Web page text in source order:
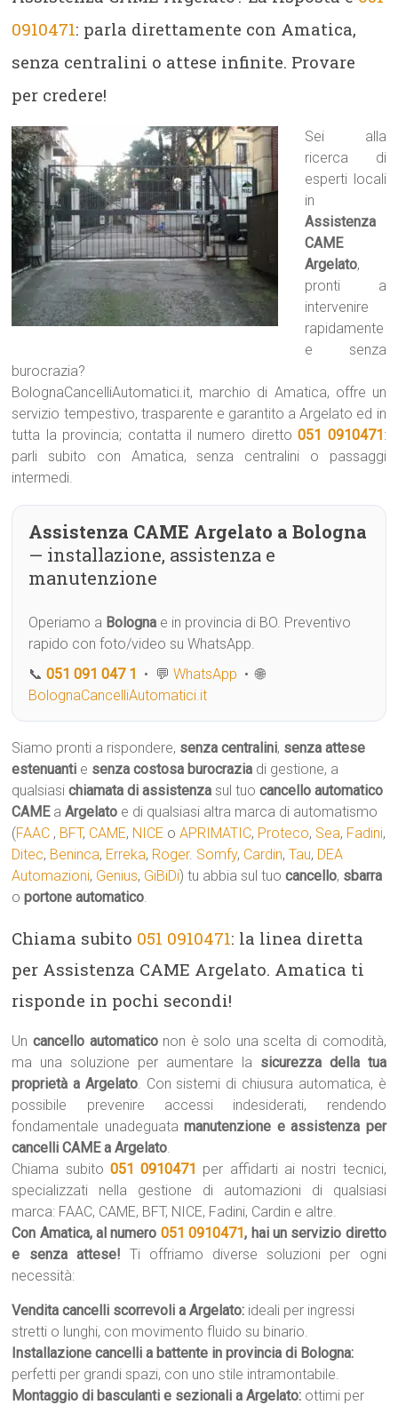
0910471: parla direttamente con Amatica,
senza centralini o attese infinite. Provare
per credere!
Sei alla
ricerca di
esperti locali
in
Assistenza
CAME
Argelato,
pronti a
intervenire
rapidamente
e senza
burocrazia?
BolognaCancelliAutomatici.it, marchio di Amatica, offre un
servizio tempestivo, trasparente e garantito a Argelato ed in
tutta la provincia; contatta il numero diretto051 0910471:
parli subito con Amatica, senza centralini o passaggi
intermedi.
Assistenza CAME Argelato a Bologna
— installazione, assistenza e
manutenzione
Operiamo a Bologna e in provincia di BO. Preventivo
rapido con foto/video su WhatsApp.
📞051 091 047 1 • 💬WhatsApp • 🌐
BolognaCancelliAutomatici.it
Siamo pronti a rispondere, senza centralini, senza attese
estenuanti e senza costosa burocrazia di gestione, a
qualsiasichiamata di assistenza sul tuocancello automatico
CAMEaArgelato e di qualsiasi altra marca di automatismo
(FAAC , BFT, CAME, NICE oAPRIMATIC, Proteco, Sea, Fadini,
Ditec, Beninca, Erreka, Roger. Somfy, Cardin,Tau, DEA
Automazioni, Genius, GiBiDi) tu abbia sul tuocancello, sbarra
oportone automatico.
Chiama subito 051 0910471: la linea diretta
per Assistenza CAME Argelato. Amatica ti
risponde in pochi secondi!
Uncancello automaticonon è solo una scelta di comodità,
ma una soluzione per aumentare la sicurezza della tua
proprietà a Argelato. Con sistemi di chiusura automatica, è
possibile prevenire accessi indesiderati, rendendo
fondamentale unadeguatamanutenzione e assistenza per
cancelli CAME a Argelato.
Chiama subito 051 0910471 per affidarti ai nostri tecnici,
specializzati nella gestione di automazioni di qualsiasi
marca: FAAC, CAME, BFT, NICE, Fadini, Cardin e altre.
Con Amatica, al numero 051 0910471, hai un servizio diretto
e senza attese! Ti offriamo diverse soluzioni per ogni
necessità:
Vendita cancelli scorrevoli a Argelato: ideali per ingressi
stretti o lunghi, con movimento fluido su binario.
Installazione cancelli a battente in provincia di Bologna:
perfetti per grandi spazi, con uno stile intramontabile.
Montaggio di basculanti e sezionali a Argelato: ottimi per